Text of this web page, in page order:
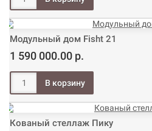
Модульный дом Fisht 21
1 590 000.00 р.
Кованый стеллаж Пику